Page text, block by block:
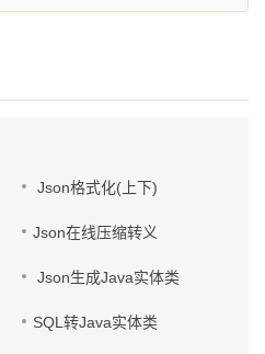
Json格式化(上下)
Json在线压缩转义
Json生成Java实体类
SQL转Java实体类